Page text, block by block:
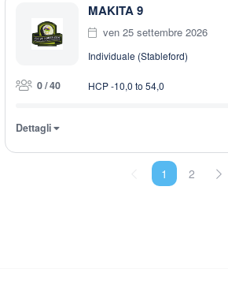
MAKITA 9
ven 25 settembre 2026
Individuale (Stableford)
0 / 40 HCP -10,0 to 54,0
Dettagli
1 2